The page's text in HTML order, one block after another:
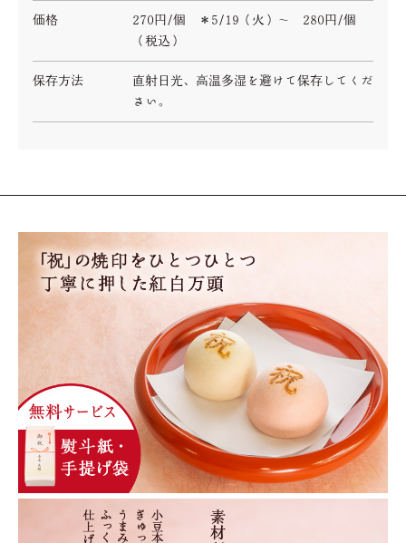
価格
270円/個 ＊5/19（火）～ 280円/個
（税込）
保存方法
直射日光、高温多湿を避けて保存してくだ
さい。